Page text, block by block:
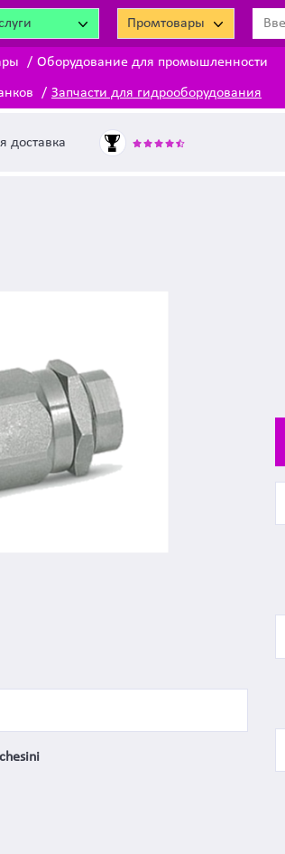
Промтовары
Оборудование для промышленности
Запчасти для гидрооборудования
доставка